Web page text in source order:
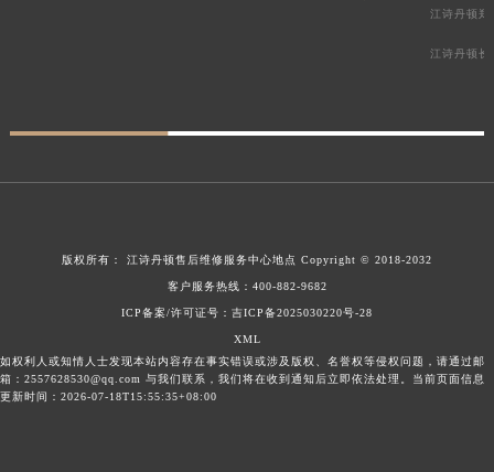
江诗丹顿郑
江诗丹顿长
版权所有： 江诗丹顿售后维修服务中心地点 Copyright © 2018-2032
客户服务热线： 400-882-9682
ICP备案/许可证号：吉ICP备2025030220号-28
XML
如权利人或知情人士发现本站内容存在事实错误或涉及版权、名誉权等侵权问题，请通过邮
箱：2557628530@qq.com 与我们联系，我们将在收到通知后立即依法处理。当前页面信息
更新时间：2026-07-18T15:55:35+08:00